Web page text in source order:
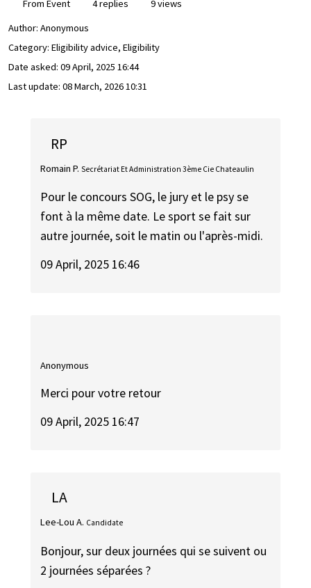
From Event 4 replies
9 views
Author: Anonymous
Category: Eligibility advice, Eligibility
Date asked: 09 April, 2025 16:44
Last update: 08 March, 2026 10:31
RP
Romain P. Secrétariat Et Administration 3ème Cie Chateaulin
Pour le concours SOG, le jury et le psy se
font à la même date. Le sport se fait sur
autre journée, soit le matin ou l'après-midi.
09 April, 2025 16:46
Anonymous
Merci pour votre retour
09 April, 2025 16:47
LA
Lee-Lou A. Candidate
Bonjour, sur deux journées qui se suivent ou
2 journées séparées ?